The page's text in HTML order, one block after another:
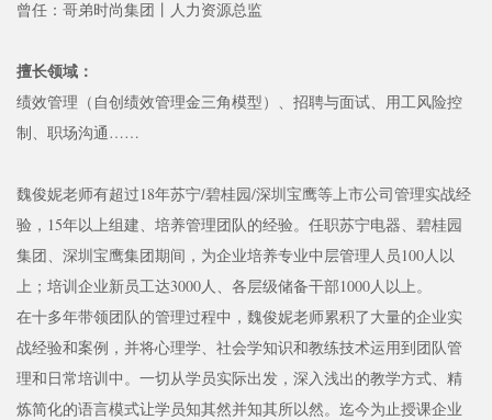
曾任：哥弟时尚集团丨人力资源总监
擅长领域：
绩效管理（自创绩效管理金三角模型）、招聘与面试、用工风险控
制、职场沟通……
魏俊妮老师有超过18年苏宁/碧桂园/深圳宝鹰等上市公司管理实战经
验，15年以上组建、培养管理团队的经验。任职苏宁电器、碧桂园
集团、深圳宝鹰集团期间，为企业培养专业中层管理人员100人以
上；培训企业新员工达3000人、各层级储备干部1000人以上。
在十多年带领团队的管理过程中，魏俊妮老师累积了大量的企业实
战经验和案例，并将心理学、社会学知识和教练技术运用到团队管
理和日常培训中。一切从学员实际出发，深入浅出的教学方式、精
炼简化的语言模式让学员知其然并知其所以然。迄今为止授课企业